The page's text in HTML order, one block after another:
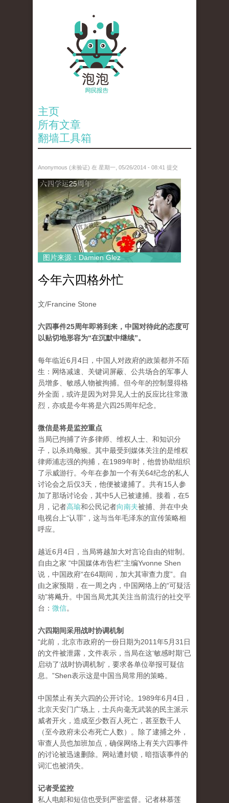
主页
所有文章
翻墙工具箱
Anonymous (未验证) 在 星期一, 05/26/2014 - 08:41 提交
paopao_tiananmen.jpg
图片来源：Damien Glez
今年六四格外忙
文/Francine Stone
六四事件25周年即将到来，中国对待此的态度可
以贴切地形容为“在沉默中继续”。
每年临近6月4日，中国人对政府的政策都并不陌
生：网络减速、关键词屏蔽、公共场合的军事人
员增多、敏感人物被拘捕。但今年的控制显得格
外全面，或许是因为对异见人士的反应比往常激
烈，亦或是今年将是六四25周年纪念。
微信是将是监控重点
当局已拘捕了许多律师、维权人士、和知识分
子，以杀鸡儆猴。其中最受到媒体关注的是维权
律师浦志强的拘捕，在1989年时，他曾协助组织
了示威游行。今年在参加一个有关64纪念的私人
讨论会之后仅3天，他便被逮捕了。共有15人参
加了那场讨论会，其中5人已被逮捕。接着，在5
月，记者高瑜和公民记者向南夫被捕、并在中央
电视台上“认罪”，这与当年毛泽东的宣传策略相
呼应。
越近6月4日，当局将越加大对言论自由的钳制。
自由之家 “中国媒体布告栏”主编Yvonne Shen
说，中国政府“在64期间，加大其审查力度”。自
由之家预期，在一周之内，中国网络上的“可疑活
动”将飚升。中国当局尤其关注当前流行的社交平
台： 微信。
六四期间采用战时协调机制
“此前，北京市政府的一份日期为2011年5月31日
的文件被泄露，文件表示，当局在这‘敏感时期’已
启动了‘战时协调机制’，要求各单位举报可疑信
息。”Shen表示这是中国当局常用的策略。
中国禁止有关六四的公开讨论。1989年6月4日，
北京天安门广场上，士兵向毫无武装的民主派示
威者开火，造成至少数百人死亡，甚至数千人
（至今政府未公布死亡人数）。除了逮捕之外，
审查人员也加班加点，确保网络上有关六四事件
的讨论被迅速删除。网站遭封锁，暗指该事件的
词汇也被消失。
记者受监控
私人电邮和短信也受到严密监督。记者林慕莲